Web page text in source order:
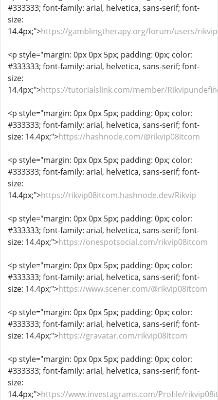
#333333; font-family: arial, helvetica, sans-serif; font-
size:
14.4px;">https://gamblingtherapy.org/forum/users/
<p style="margin: 0px 0px 5px; padding: 0px; color:
#333333; font-family: arial, helvetica, sans-serif; font-
size:
14.4px;">https://tutorialslink.com/member/
<p style="margin: 0px 0px 5px; padding: 0px; color:
#333333; font-family: arial, helvetica, sans-serif; font-
size: 14.4px;">https://hashnode.com/@rikvip08itcom
<p style="margin: 0px 0px 5px; padding: 0px; color:
#333333; font-family: arial, helvetica, sans-serif; font-
size:
14.4px;">https://rikvip08itcom.hashnode.dev/Rikvip
<p style="margin: 0px 0px 5px; padding: 0px; color:
#333333; font-family: arial, helvetica, sans-serif; font-
size: 14.4px;">https://onespotsocial.com/rikvip08itcom
<p style="margin: 0px 0px 5px; padding: 0px; color:
#333333; font-family: arial, helvetica, sans-serif; font-
size: 14.4px;">https://www.scener.com/@rikvip08itcom
<p style="margin: 0px 0px 5px; padding: 0px; color:
#333333; font-family: arial, helvetica, sans-serif; font-
size: 14.4px;">https://gravatar.com/rikvip08itcom
<p style="margin: 0px 0px 5px; padding: 0px; color:
#333333; font-family: arial, helvetica, sans-serif; font-
size:
14.4px;">https://www.investagrams.com/Profile/